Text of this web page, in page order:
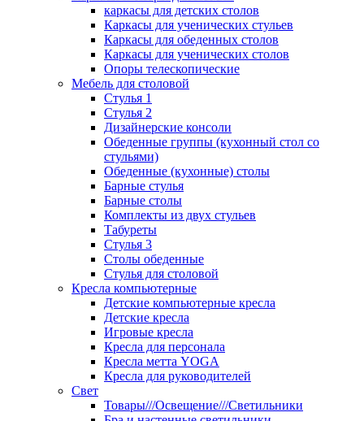
каркасы для детских столов
Каркасы для ученических стульев
Каркасы для обеденных столов
Каркасы для ученических столов
Опоры телескопические
Мебель для столовой
Стулья 1
Стулья 2
Дизайнерские консоли
Обеденные группы (кухонный стол со
стульями)
Обеденные (кухонные) столы
Барные стулья
Барные столы
Комплекты из двух стульев
Табуреты
Стулья 3
Столы обеденные
Стулья для столовой
Кресла компьютерные
Детские компьютерные кресла
Детские кресла
Игровые кресла
Кресла для персонала
Кресла метта YOGA
Кресла для руководителей
Свет
Товары///Освещение///Светильники